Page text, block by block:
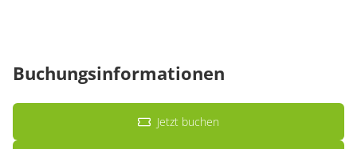
Buchungsinformationen
Jetzt buchen